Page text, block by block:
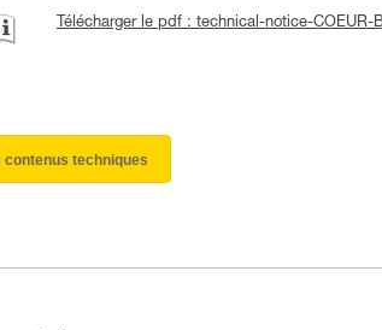
Télécharger le pdf : technical-notice-COEUR-
contenus techniques